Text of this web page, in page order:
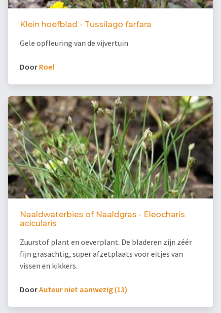
Klein hoefblad - Tussilago farfara
Gele opfleuring van de vijvertuin
Door Roel
Naaldwaterbies of Naaldgras - Eleocharis
acicularis
Zuurstof plant en oeverplant. De bladeren zijn zéér
fijn grasachtig, super afzetplaats voor eitjes van
vissen en kikkers.
DoorAuteur niet aanwezig (13)